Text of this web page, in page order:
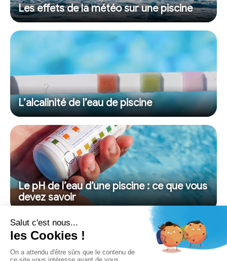
Les effets de la météo sur une piscine
L’alcalinité de l’eau de piscine
Le pH de l’eau d’une piscine : ce que vous
devez savoir
NOUS CONTACTER